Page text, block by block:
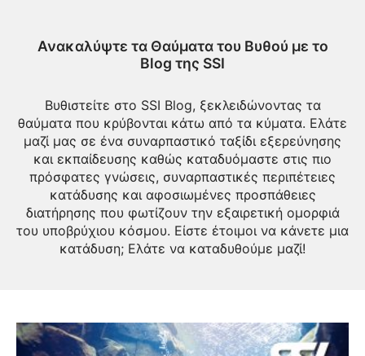
Ανακαλύψτε τα Θαύματα του Βυθού με το
Blog της SSI
Βυθιστείτε στο SSI Blog, ξεκλειδώνοντας τα
θαύματα που κρύβονται κάτω από τα κύματα. Ελάτε
μαζί μας σε ένα συναρπαστικό ταξίδι εξερεύνησης
και εκπαίδευσης καθώς καταδυόμαστε στις πιο
πρόσφατες γνώσεις, συναρπαστικές περιπέτειες
κατάδυσης και αφοσιωμένες προσπάθειες
διατήρησης που φωτίζουν την εξαιρετική ομορφιά
του υποβρύχιου κόσμου. Είστε έτοιμοι να κάνετε μια
κατάδυση; Ελάτε να καταδυθούμε μαζί!